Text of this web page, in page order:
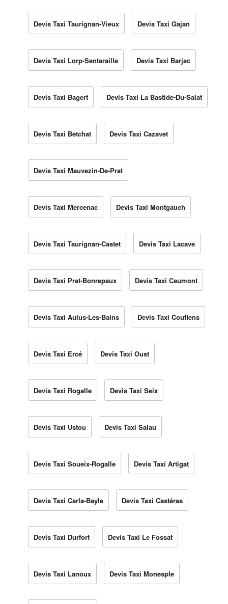
Devis Taxi Taurignan-Vieux Devis Taxi Gajan
Devis Taxi Lorp-Sentaraille Devis Taxi Barjac
Devis Taxi Bagert Devis Taxi La Bastide-Du-Salat
Devis Taxi Betchat Devis Taxi Cazavet
Devis Taxi Mauvezin-De-Prat
Devis Taxi Mercenac Devis Taxi Montgauch
Devis Taxi Taurignan-Castet Devis Taxi Lacave
Devis Taxi Prat-Bonrepaux Devis Taxi Caumont
Devis Taxi Aulus-Les-Bains Devis Taxi Couflens
Devis Taxi Ercé Devis Taxi Oust
Devis Taxi Rogalle Devis Taxi Seix
Devis Taxi Ustou Devis Taxi Salau
Devis Taxi Soueix-Rogalle Devis Taxi Artigat
Devis Taxi Carla-Bayle Devis Taxi Castéras
Devis Taxi Durfort Devis Taxi Le Fossat
Devis Taxi Lanoux Devis Taxi Monesple